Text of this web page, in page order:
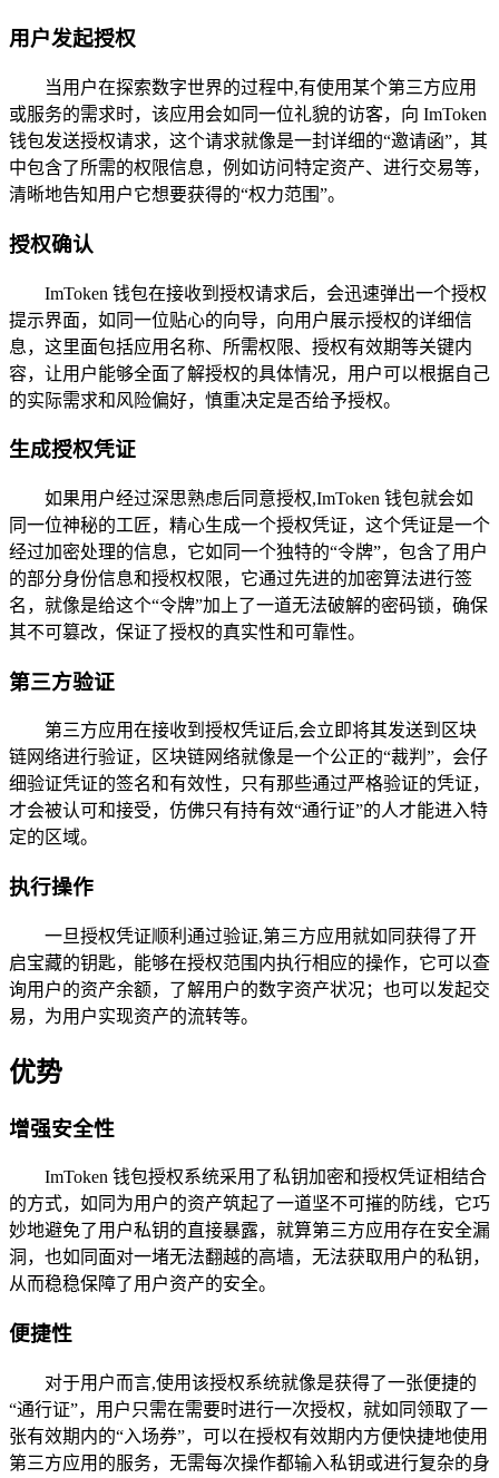
用户发起授权
当用户在探索数字世界的过程中,有使用某个第三方应用
或服务的需求时，该应用会如同一位礼貌的访客，向 ImToken
钱包发送授权请求，这个请求就像是一封详细的“邀请函”，其
中包含了所需的权限信息，例如访问特定资产、进行交易等，
清晰地告知用户它想要获得的“权力范围”。
授权确认
ImToken 钱包在接收到授权请求后，会迅速弹出一个授权
提示界面，如同一位贴心的向导，向用户展示授权的详细信
息，这里面包括应用名称、所需权限、授权有效期等关键内
容，让用户能够全面了解授权的具体情况，用户可以根据自己
的实际需求和风险偏好，慎重决定是否给予授权。
生成授权凭证
如果用户经过深思熟虑后同意授权,ImToken 钱包就会如
同一位神秘的工匠，精心生成一个授权凭证，这个凭证是一个
经过加密处理的信息，它如同一个独特的“令牌”，包含了用户
的部分身份信息和授权权限，它通过先进的加密算法进行签
名，就像是给这个“令牌”加上了一道无法破解的密码锁，确保
其不可篡改，保证了授权的真实性和可靠性。
第三方验证
第三方应用在接收到授权凭证后,会立即将其发送到区块
链网络进行验证，区块链网络就像是一个公正的“裁判”，会仔
细验证凭证的签名和有效性，只有那些通过严格验证的凭证，
才会被认可和接受，仿佛只有持有效“通行证”的人才能进入特
定的区域。
执行操作
一旦授权凭证顺利通过验证,第三方应用就如同获得了开
启宝藏的钥匙，能够在授权范围内执行相应的操作，它可以查
询用户的资产余额，了解用户的数字资产状况；也可以发起交
易，为用户实现资产的流转等。
优势
增强安全性
ImToken 钱包授权系统采用了私钥加密和授权凭证相结合
的方式，如同为用户的资产筑起了一道坚不可摧的防线，它巧
妙地避免了用户私钥的直接暴露，就算第三方应用存在安全漏
洞，也如同面对一堵无法翻越的高墙，无法获取用户的私钥，
从而稳稳保障了用户资产的安全。
便捷性
对于用户而言,使用该授权系统就像是获得了一张便捷的
“通行证”，用户只需在需要时进行一次授权，就如同领取了一
张有效期内的“入场券”，可以在授权有效期内方便快捷地使用
第三方应用的服务，无需每次操作都输入私钥或进行复杂的身